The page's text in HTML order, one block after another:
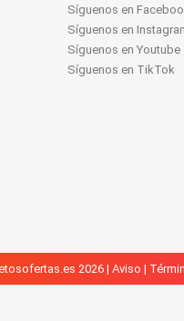
Síguenos en
Síguenos en
Síguenos en Youtube
Síguenos en TikTok
2026 | Aviso |